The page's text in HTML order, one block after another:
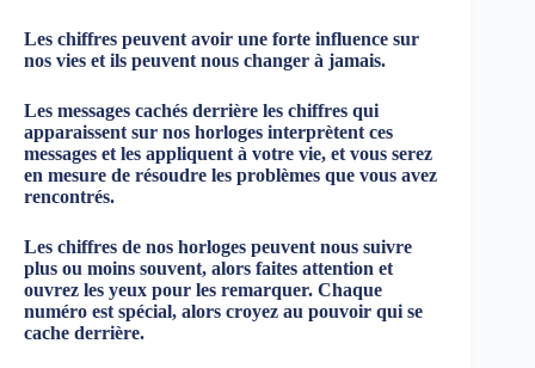
Les chiffres peuvent avoir une forte influence sur
nos vies et ils peuvent nous changer à jamais.
Les messages cachés derrière les chiffres qui
apparaissent sur nos horloges interprètent ces
messages et les appliquent à votre vie, et vous serez
en mesure de résoudre les problèmes que vous avez
rencontrés.
Les chiffres de nos horloges peuvent nous suivre
plus ou moins souvent, alors faites attention et
ouvrez les yeux pour les remarquer. Chaque
numéro est spécial, alors croyez au pouvoir qui se
cache derrière.